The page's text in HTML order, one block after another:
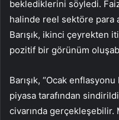
beklediklerini söyledi.
halinde reel sektöre para
Barışık, ikinci çeyrekten
pozitif bir görünüm
Barışık, “Ocak
piyasa tarafından
civarında gerçekleşebilir.